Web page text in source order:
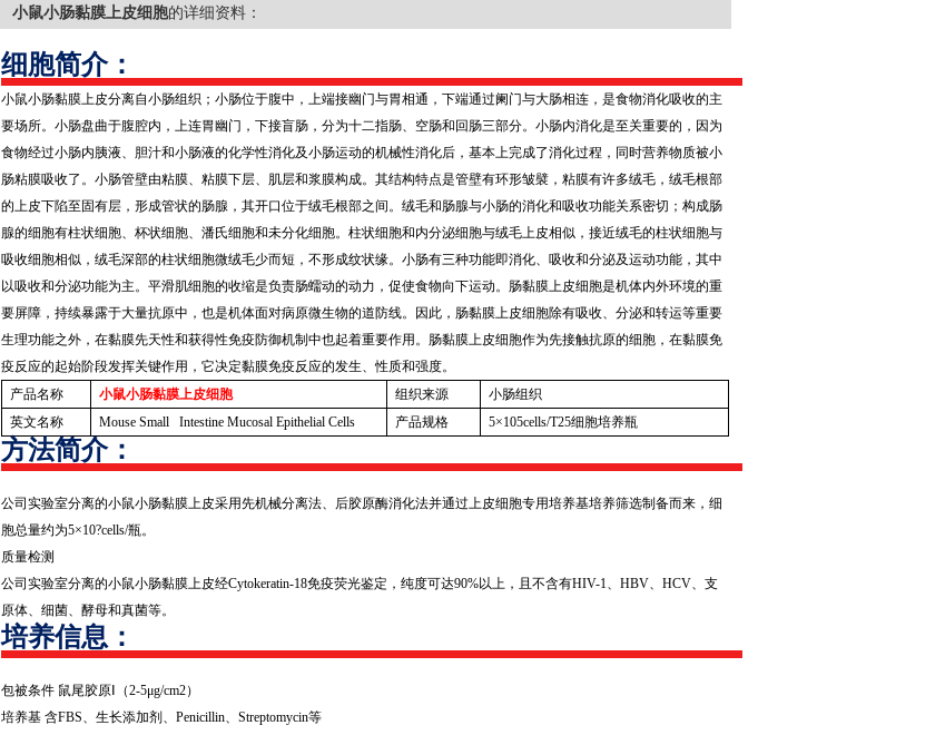
小鼠小肠黏膜上皮细胞的详细资料：
细胞简介：
小鼠小肠黏膜上皮分离自小肠组织；小肠位于腹中，上端接幽门与胃相通，下端通过阑门与大肠相连，是食物消化吸收的主
要场所。小肠盘曲于腹腔内，上连胃幽门，下接盲肠，分为十二指肠、空肠和回肠三部分。小肠内消化是至关重要的，因为
食物经过小肠内胰液、胆汁和小肠液的化学性消化及小肠运动的机械性消化后，基本上完成了消化过程，同时营养物质被小
肠粘膜吸收了。小肠管壁由粘膜、粘膜下层、肌层和浆膜构成。其结构特点是管壁有环形皱襞，粘膜有许多绒毛，绒毛根部
的上皮下陷至固有层，形成管状的肠腺，其开口位于绒毛根部之间。绒毛和肠腺与小肠的消化和吸收功能关系密切；构成肠
腺的细胞有柱状细胞、杯状细胞、潘氏细胞和未分化细胞。柱状细胞和内分泌细胞与绒毛上皮相似，接近绒毛的柱状细胞与
吸收细胞相似，绒毛深部的柱状细胞微绒毛少而短，不形成纹状缘。小肠有三种功能即消化、吸收和分泌及运动功能，其中
以吸收和分泌功能为主。平滑肌细胞的收缩是负责肠蠕动的动力，促使食物向下运动。肠黏膜上皮细胞是机体内外环境的重
要屏障，持续暴露于大量抗原中，也是机体面对病原微生物的道防线。因此，肠黏膜上皮细胞除有吸收、分泌和转运等重要
生理功能之外，在黏膜先天性和获得性免疫防御机制中也起着重要作用。肠黏膜上皮细胞作为先接触抗原的细胞，在黏膜免
疫反应的起始阶段发挥关键作用，它决定黏膜免疫反应的发生、性质和强度。
产品名称
小鼠小肠黏膜上皮细胞 组织来源
小肠组织
英文名称
Mouse Small Intestine Mucosal Epithelial Cells 产品规格 5×105cells/T25细胞培养瓶
方法简介：
公司实验室分离的小鼠小肠黏膜上皮采用先机械分离法、后胶原酶消化法并通过上皮细胞专用培养基培养筛选制备而来，细
胞总量约为5×10?cells/瓶。
质量检测
公司实验室分离的小鼠小肠黏膜上皮经Cytokeratin-18免疫荧光鉴定，纯度可达90%以上，且不含有HIV-1、 HBV、 HCV、支
原体、细菌、酵母和真菌等。
培养信息：
包被条件 鼠尾胶原Ⅰ（2-5μg/cm2）
培养基 含FBS、生长添加剂、 Penicillin、 Streptomycin等